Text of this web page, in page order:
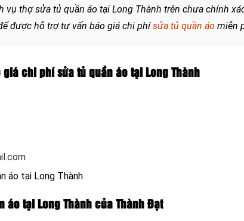
vụ thợ sửa tủ quần áo tại Long Thành trên chưa chính
được hỗ trợ tư vấn báo giá chi phísửa tủ quần áo miễn
chi phí sửa tủ quần áo tại Long Thành
áo tại Long Thành
áo tại Long Thành của Thành Đạt